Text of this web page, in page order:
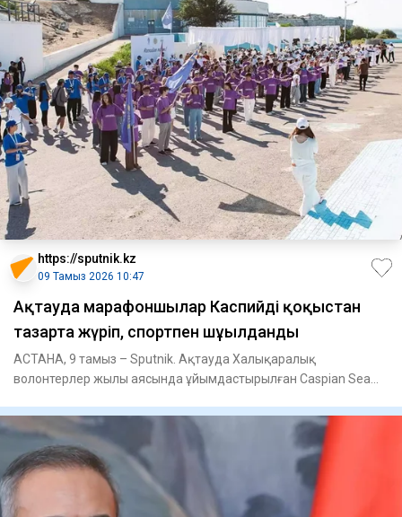
https://sputnik.kz
09 Тамыз 2026 10:47
Ақтауда марафоншылар Каспийді қоқыстан
тазарта жүріп, спортпен шұғылданды
АСТАНА, 9 тамыз – Sputnik. Ақтауда Халықаралық
волонтерлер жылы аясында ұйымдастырылған Caspian Sea